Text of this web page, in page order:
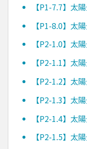
【P1-7.7】太
【P1-8.0】太
【P2-1.0】太
【P2-1.1】太
【P2-1.2】太
【P2-1.3】太
【P2-1.4】太
【P2-1.5】太